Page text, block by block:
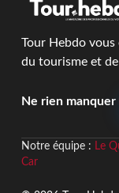
Tour Hebdo
du tourisme et
Ne rien manquer
Notre équipe : Le
Car